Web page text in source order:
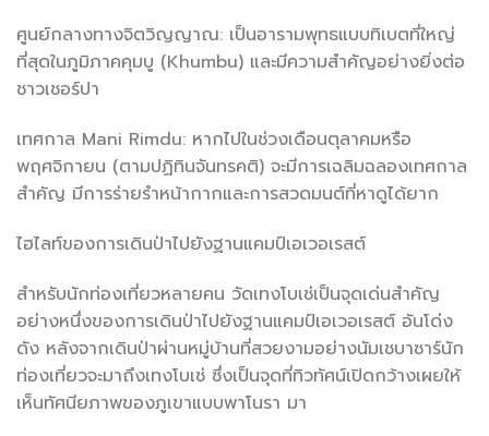
ศูนย์กลางทางจิตวิญญาณ: เป็นอารามพุทธแบบทิเบตที่ใหญ่
ที่สุดในภูมิภาคคุมบู (Khumbu) และมีความสำคัญอย่างยิ่งต่อ
ชาวเชอร์ปา
เทศกาล Mani Rimdu: หากไปในช่วงเดือนตุลาคมหรือ
พฤศจิกายน (ตามปฏิทินจันทรคติ) จะมีการเฉลิมฉลองเทศกาล
สำคัญ มีการร่ายรำหน้ากากและการสวดมนต์ที่หาดูได้ยาก
ไฮไลท์ของการเดินป่าไปยังฐานแคมป์เอเวอเรสต์
สำหรับนักท่องเที่ยวหลายคน วัดเทงโบเช่เป็นจุดเด่นสำคัญ
อย่างหนึ่งของการเดินป่าไปยังฐานแคมป์เอเวอเรสต์ อันโด่ง
ดัง หลังจากเดินป่าผ่านหมู่บ้านที่สวยงามอย่างนัมเชบาซาร์นัก
ท่องเที่ยวจะมาถึงเทงโบเช่ ซึ่งเป็นจุดที่ทิวทัศน์เปิดกว้างเผยให้
เห็นทัศนียภาพของภูเขาแบบพาโนรา มา